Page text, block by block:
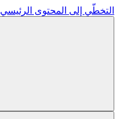
التخطّي إلى المحتوى الرئيسي